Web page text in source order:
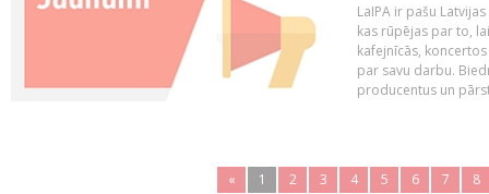
LaIPA ir pašu
kas rūpējas par to,
kafejnīcās,
par savu darbu.
producentus un
« 1 2 3 4 5 6 7 8